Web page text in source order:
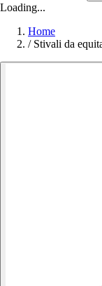
Loading...
Home
/ Stivali da